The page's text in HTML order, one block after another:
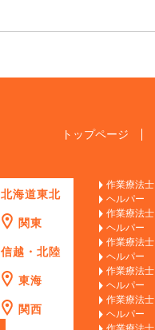
トップページ
北海道東北
作業療法士
ヘルパー
関東
作業療法士
ヘルパー
信越・北陸
作業療法士
ヘルパー
東海
作業療法士
ヘルパー
関西
作業療法士
ヘルパー